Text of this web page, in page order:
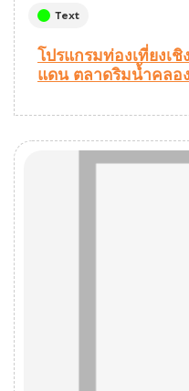
Text
โปรแกรมท่องเที่ยงเ
แดน ตลาดริมน้ำคลอ